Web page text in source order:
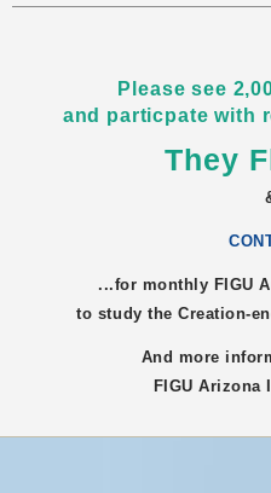
Please see
and particpate with
They
...for monthly FIGU
to study the Creation-
And more
FIGUArizona